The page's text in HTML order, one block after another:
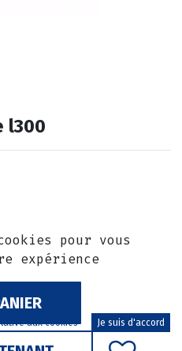
l300
pour vous
expérience
aux cookies Je suis d'accord